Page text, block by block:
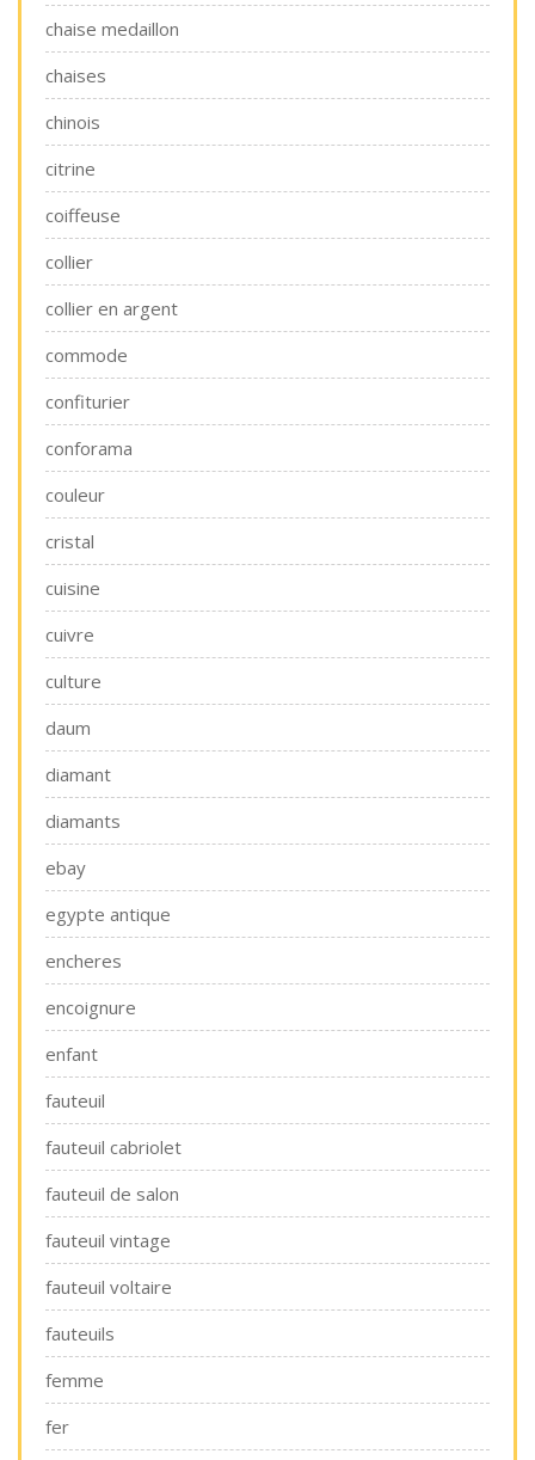
chaise medaillon
chaises
chinois
citrine
coiffeuse
collier
collier en argent
commode
confiturier
conforama
couleur
cristal
cuisine
cuivre
culture
daum
diamant
diamants
ebay
egypte antique
encheres
encoignure
enfant
fauteuil
fauteuil cabriolet
fauteuil de salon
fauteuil vintage
fauteuil voltaire
fauteuils
femme
fer